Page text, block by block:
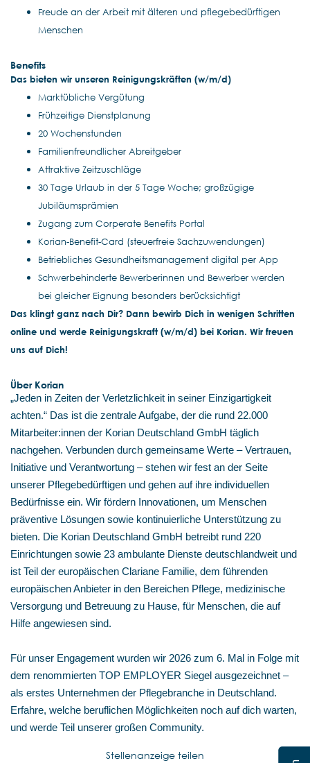
Freude an der Arbeit mit älteren und pflegebedürftigen
Menschen
Benefits
Das bieten wir unseren Reinigungskräften (w/m/d)
Marktübliche Vergütung
Frühzeitige Dienstplanung
20 Wochenstunden
Familienfreundlicher Abreitgeber
Attraktive Zeitzuschläge
30 Tage Urlaub in der 5 Tage Woche; großzügige
Jubiläumsprämien
Zugang zum Corperate Benefits Portal
Korian-Benefit-Card (steuerfreie Sachzuwendungen)
Betriebliches Gesundheitsmanagement digital per App
Schwerbehinderte Bewerberinnen und Bewerber werden
bei gleicher Eignung besonders berücksichtigt
Das klingt ganz nach Dir? Dann bewirb Dich in wenigen Schritten
online und werde Reinigungskraft (w/m/d) bei Korian. Wir freuen
uns auf Dich!
Über Korian
„Jeden in Zeiten der Verletzlichkeit in seiner Einzigartigkeit
achten.“ Das ist die zentrale Aufgabe, der die rund 22.000
Mitarbeiter:innen der Korian Deutschland GmbH täglich
nachgehen. Verbunden durch gemeinsame Werte – Vertrauen,
Initiative und Verantwortung – stehen wir fest an der Seite
unserer Pflegebedürftigen und gehen auf ihre individuellen
Bedürfnisse ein. Wir fördern Innovationen, um Menschen
präventive Lösungen sowie kontinuierliche Unterstützung zu
bieten. Die Korian Deutschland GmbH betreibt rund 220
Einrichtungen sowie 23 ambulante Dienste deutschlandweit und
ist Teil der europäischen Clariane Familie, dem führenden
europäischen Anbieter in den Bereichen Pflege, medizinische
Versorgung und Betreuung zu Hause, für Menschen, die auf
Hilfe angewiesen sind.
Für unser Engagement wurden wir 2026 zum 6. Mal in Folge mit
dem renommierten TOP EMPLOYER Siegel ausgezeichnet –
als erstes Unternehmen der Pflegebranche in Deutschland.
Erfahre, welche beruflichen Möglichkeiten noch auf dich warten,
und werde Teil unserer großen Community.
Stellenanzeige teilen